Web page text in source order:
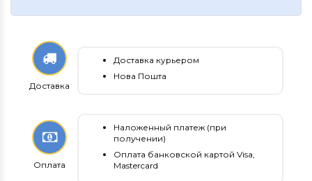
Доставка
Доставка курьером
Нова Пошта
Оплата
Наложенный платеж (при
получении)
Оплата банковской картой Visa,
Mastercard